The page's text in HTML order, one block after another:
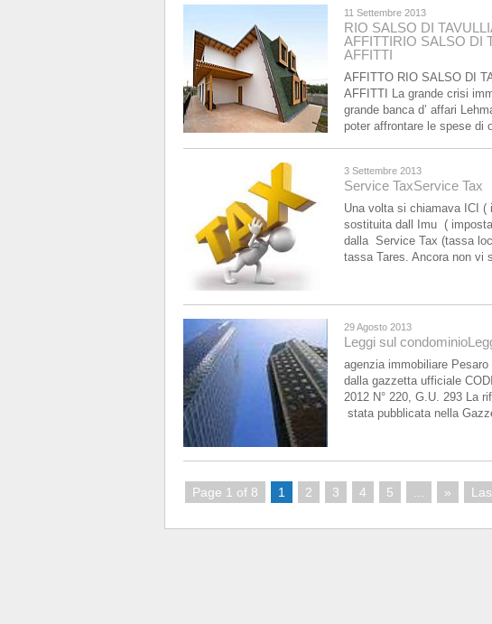
11 Settembre 2013
RIO SALSO DI
AFFITTIRIO SALSO DI
AFFITTI
AFFITTO RIO SALSO DI
AFFITTI La grande crisi
grande banca d’ affari
poter affrontare le spese di
3 Settembre 2013
Service TaxService Tax
Una volta si chiamava ICI (
sostituita dall Imu (
dalla Service Tax (tassa
tassa Tares. Ancora non vi
29 Agosto 2013
Leggi sul condominio
agenzia immobiliare
dalla gazzetta ufficiale
2012 N° 220, G.U. 293 La
stata pubblicata nella
Page 1 of 8 1 2 3 4 5 »